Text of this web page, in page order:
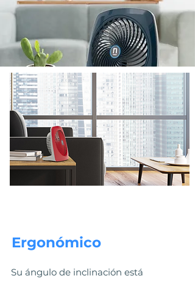
Ergonómico
Su ángulo de inclinación está